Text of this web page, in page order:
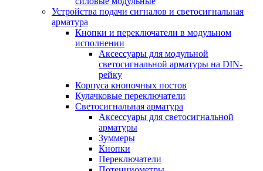
Устройства подачи сигналов и светосигнальная
арматура
Кнопки и переключатели в модульном
исполнении
Аксессуары для модульной
светосигнальной арматуры на DIN-
рейку
Корпуса кнопочных постов
Кулачковые переключатели
Светосигнальная арматура
Аксессуары для светосигнальной
арматуры
Зуммеры
Кнопки
Переключатели